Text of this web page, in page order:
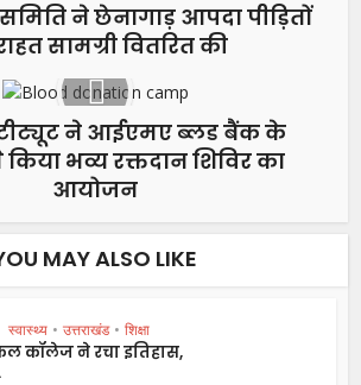
ने छेनागाड़ आपदा पीड़ितों
सामग्री वितरित की
ने आईएमए ब्लड बैंक के
भव्य रक्तदान शिविर का
आयोजन
MAY ALSO LIKE
स्वास्थ्य • उत्तराखंड • शिक्षा
कॉलेज ने रचा इतिहास,